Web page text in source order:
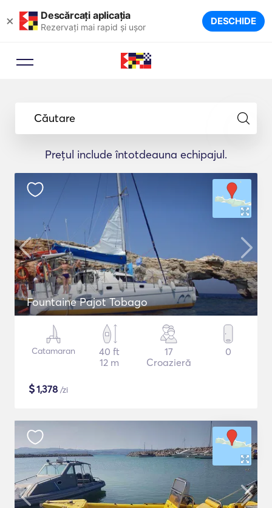
× Descărcați aplicația
Rezervați mai rapid și ușor DESCHIDE
Căutare
Prețul include întotdeauna echipajul.
Fountaine Pajot Tobago
Catamaran
40 ft
12 m
17
Croazieră
0
$1,378 /zi